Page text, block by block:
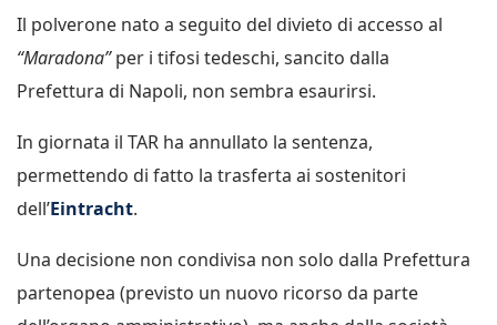
Il polverone nato a seguito del divieto di accesso al
“Maradona”per i tifosi tedeschi, sancito dalla
Prefettura di Napoli, non sembra esaurirsi.
In giornata il TAR ha annullato la sentenza,
permettendo di fatto la trasferta ai sostenitori
dell’Eintracht.
Una decisione non condivisa non solo dalla Prefettura
partenopea (previsto un nuovo ricorso da parte